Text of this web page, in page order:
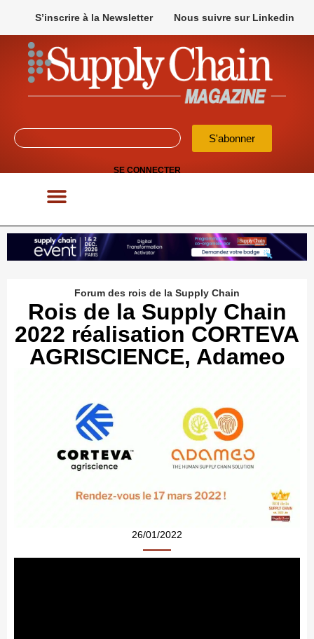
S’inscrire à la Newsletter Nous suivre sur Linkedin
S'abonner
SE CONNECTER
Forum des rois de la Supply Chain
Rois de la Supply Chain
2022 réalisation CORTEVA
AGRISCIENCE, Adameo
26/01/2022